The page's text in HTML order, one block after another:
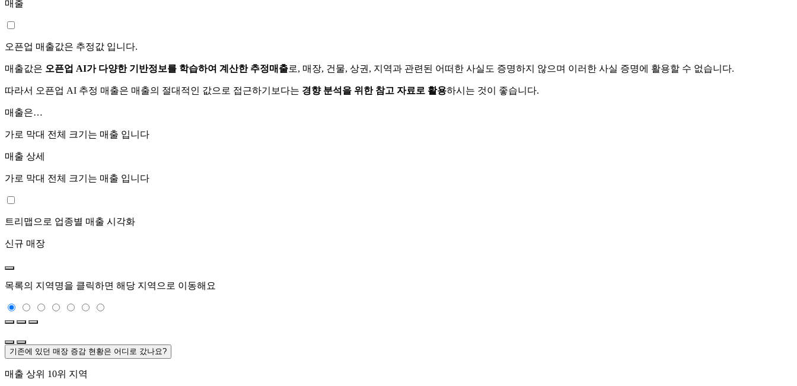
매출
오픈업 매출값은 추정값 입니다.
매출값은 오픈업 AI가 다양한 기반정보를 학습하여 계산한 추정매출로, 매장, 건물, 상권, 지역과 관련된 어떠한 사실도 증명하지 않으며 이러한 사실 증명에 활용할 수 없습니다.
따라서 오픈업 AI 추정 매출은 매출의 절대적인 값으로 접근하기보다는 경향 분석을 위한 참고 자료로 활용하시는 것이 좋습니다.
매출은…
가로 막대 전체 크기는 매출 입니다
매출 상세
가로 막대 전체 크기는 매출 입니다
트리맵으로 업종별 매출 시각화
신규 매장
목록의 지역명을 클릭하면 해당 지역으로 이동해요
기존에 있던 매장 증감 현황은 어디로 갔나요?
매출 상위 10위 지역